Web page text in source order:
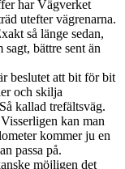
har Vägverket
utefter vägrenarna.
så länge sedan,
bättre sent än
beslutet att bit för bit
och skilja
kallad trefältsväg.
kan man
kommer ju en
passa på.
möjligen det